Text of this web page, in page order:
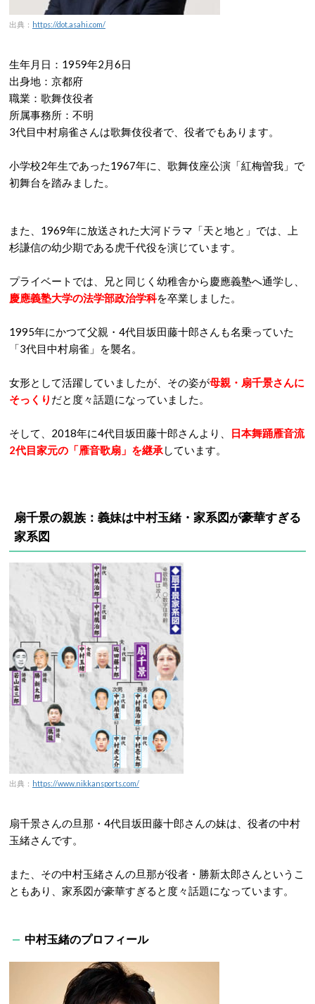
出典： https://dot.asahi.com/
生年月日：1959年2月6日
出身地：京都府
職業：歌舞伎役者
所属事務所：不明
3代目中村扇雀さんは歌舞伎役者で、役者でもあります。
小学校2年生であった1967年に、歌舞伎座公演「紅梅曽我」で
初舞台を踏みました。
また、1969年に放送された大河ドラマ「天と地と」では、上
杉謙信の幼少期である虎千代役を演じています。
プライベートでは、兄と同じく幼稚舎から慶應義塾へ通学し、
慶應義塾大学の法学部政治学科を卒業しました。
1995年にかつて父親・4代目坂田藤十郎さんも名乗っていた
「3代目中村扇雀」を襲名。
女形として活躍していましたが、その姿が母親・扇千景さんに
そっくり だと度々話題になっていました。
そして、2018年に4代目坂田藤十郎さんより、
日本舞踊雁音流
2代目家元の「雁音歌扇」を継承しています。
扇千景の親族：義妹は中村玉緒・家系図が豪華すぎる
家系図
出典： https://www.nikkansports.com/
扇千景さんの旦那・4代目坂田藤十郎さんの妹は、役者の中村
玉緒さんです。
また、その中村玉緒さんの旦那が役者・勝新太郎さんというこ
ともあり、家系図が豪華すぎると度々話題になっています。
中村玉緒のプロフィール